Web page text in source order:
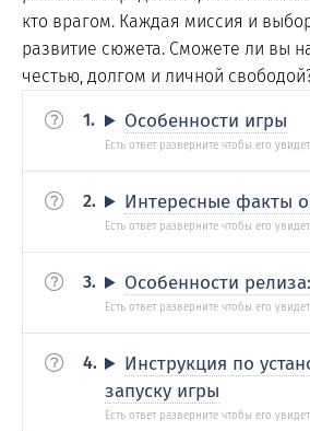
кто врагом. Каждая миссия и
развитие сюжета. Сможете ли вы
честью, долгом и личной
Особенности игры
Интересные факты
Особенности релиза:
Инструкция по
запуску игры